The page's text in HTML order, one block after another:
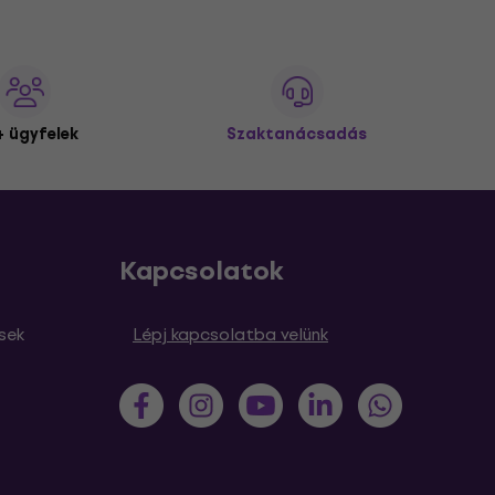
ügyfelek Szaktanácsadás
Kapcsolatok
Lépj kapcsolatba velünk